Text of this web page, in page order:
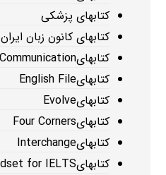
کتابهای پزشکی
کتابهای کانون زبان ایران
کتابهای21st Century Communication
کتابهایEnglish File
کتابهایEvolve
کتابهایFour Corners
کتابهایInterchange
کتابهایMindset for IELTS